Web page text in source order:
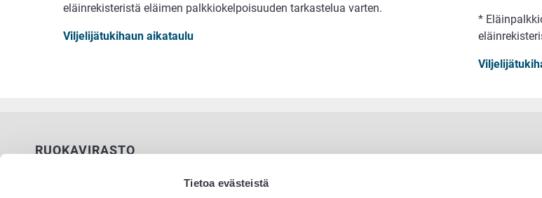
Tietoa evästeistä
eläinrekisteristä eläimen palkkiokelpoisuuden tarkastelua varten.
Viljelijätukihaun aikataulu
*
RUOKAVIRASTO